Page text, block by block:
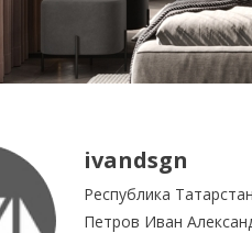
ivandsgn
Республика
Петров Иван